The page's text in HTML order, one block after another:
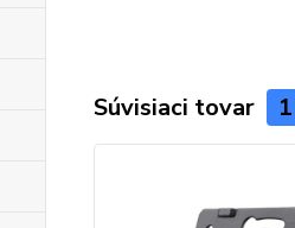
Súvisiaci tovar 1